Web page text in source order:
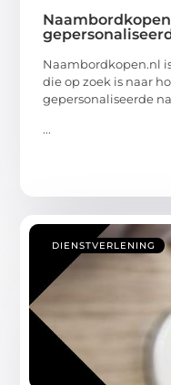
Naambordkopen.nl
die op zoek is naar
gepersonaliseerde
...
DIENSTVERLENING